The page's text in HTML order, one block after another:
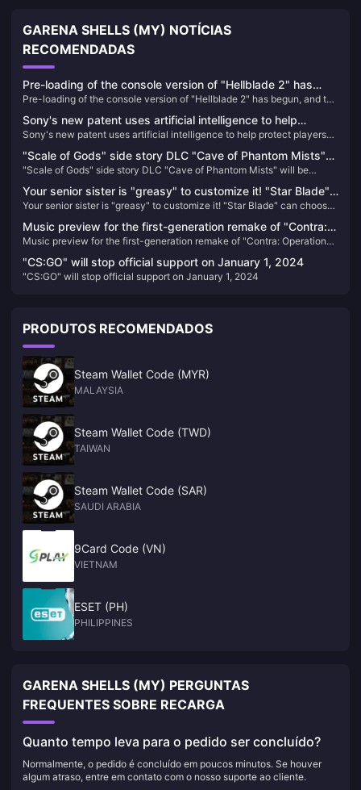
GARENA SHELLS (MY) NOTÍCIAS
RECOMENDADAS
Pre-loading of the console version of "Hellblade 2" has
begun, and the game's release date has been announced
Pre-loading of the console version of "Hellblade 2" has begun, and the
Sony's new patent uses artificial intelligence to help
protect players when they pause VR games
Sony's new patent uses artificial intelligence to help protect players
"Scale of Gods" side story DLC "Cave of Phantom Mists"
will be released on February 13
"Scale of Gods" side story DLC "Cave of Phantom Mists" will be
Your senior sister is "greasy" to customize it! "Star Blade"
can choose from a variety of hairstyles and accessories,
and may be linked with "NIKKE" in the future
Your senior sister is "greasy" to customize it! "Star Blade" can choose
"NIKKE" in the future
Music preview for the first-generation remake of "Contra:
Operation Galuga"
Music preview for the first-generation remake of "Contra: Operation
"CS:GO" will stop official support on January 1, 2024
"CS:GO" will stop official support on January 1, 2024
PRODUTOS RECOMENDADOS
Steam Wallet Code (MYR)
MALAYSIA
Steam Wallet Code (TWD)
TAIWAN
Steam Wallet Code (SAR)
SAUDI ARABIA
9Card Code (VN)
VIETNAM
ESET (PH)
PHILIPPINES
GARENA SHELLS (MY) PERGUNTAS
FREQUENTES SOBRE RECARGA
Quanto tempo leva para o pedido ser concluído?
Normalmente, o pedido é concluído em poucos minutos. Se houver
algum atraso, entre em contato com o nosso suporte ao cliente.